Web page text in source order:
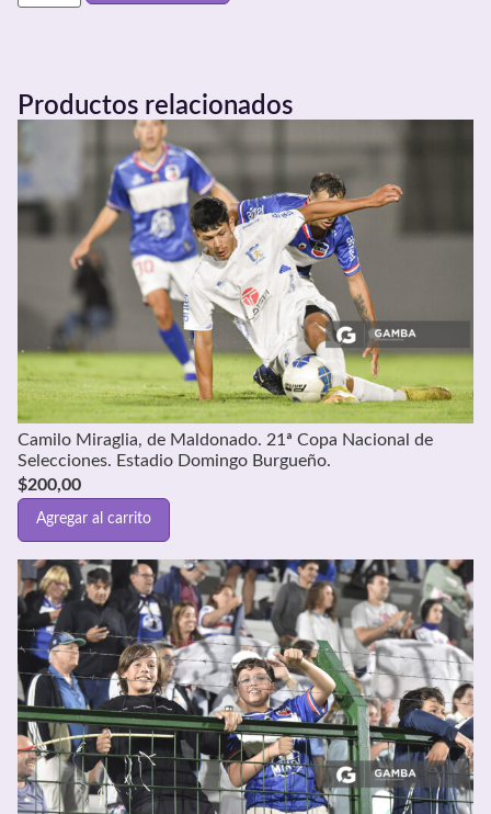
Productos relacionados
Camilo Miraglia, de Maldonado. 21ª Copa Nacional de
Selecciones. Estadio Domingo Burgueño.
$200,00
Agregar al carrito